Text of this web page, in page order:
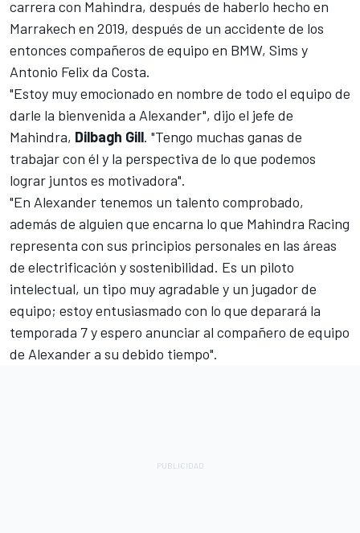
carrera con Mahindra, después de haberlo hecho en
Marrakech en 2019, después de un accidente de los
entonces compañeros de equipo en BMW, Sims y
Antonio Felix da Costa.
"Estoy muy emocionado en nombre de todo el equipo de
darle la bienvenida a Alexander", dijo el jefe de
Mahindra, Dilbagh Gill. "Tengo muchas ganas de
trabajar con él y la perspectiva de lo que podemos
lograr juntos es motivadora".
"En Alexander tenemos un talento comprobado,
además de alguien que encarna lo que Mahindra Racing
representa con sus principios personales en las áreas
de electrificación y sostenibilidad. Es un piloto
intelectual, un tipo muy agradable y un jugador de
equipo; estoy entusiasmado con lo que deparará la
temporada 7 y espero anunciar al compañero de equipo
de Alexander a su debido tiempo".